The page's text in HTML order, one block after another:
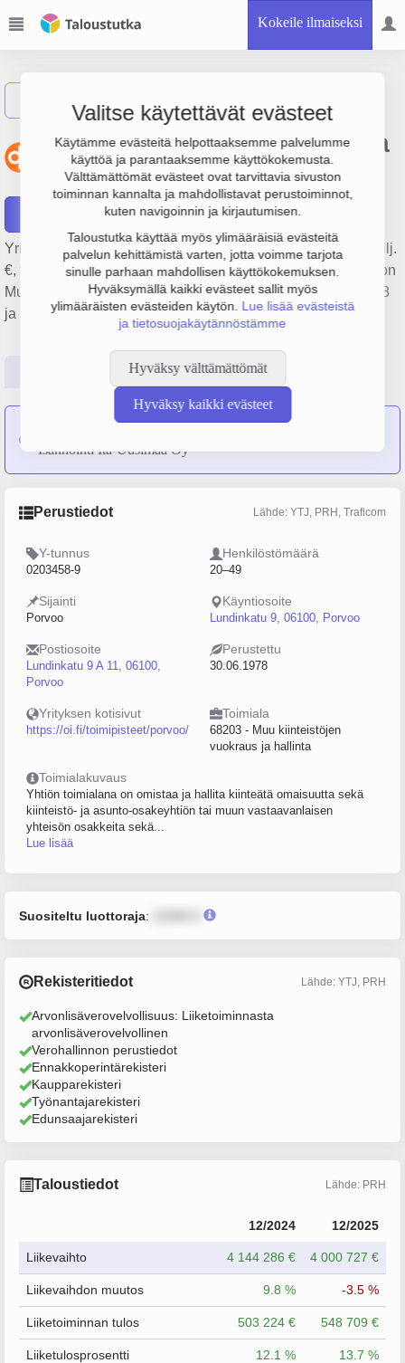
Kokeile ilmaiseksi
Valitse käytettävät evästeet
Käytämme evästeitä helpottaaksemme palvelumme
käyttöä ja parantaaksemme käyttökokemusta.
Välttämättömät evästeet ovat tarvittavia sivuston
toiminnan kannalta ja mahdollistavat perustoiminnot,
kuten navigoinnin ja kirjautumisen.
Taloustutka käyttää myös ylimääräisiä evästeitä
palvelun kehittämistä varten, jotta voimme tarjota
sinulle parhaan mahdollisen käyttökokemuksen.
Hyväksymällä kaikki evästeet sallit myös
ylimääräisten evästeiden käytön. Lue lisää evästeistä
ja tietosuojakäytännöstämme
Hyväksy välttämättömät
Hyväksy kaikki evästeet
Oiva Isännöinti Itä-Uusimaa
Oy
Yrityksen Oiva Isännöinti Itä-Uusimaa Oy liikevaihto on 4 milj.
€, tulos 549 000 € ja henkilöstömäärä 33. Sen päätoimiala on
Muu kiinteistöjen vuokraus ja hallinta, perustamisvuosi 1978
ja sijainti Porvoo. Yrityksen yhtiömuoto Osakeyhtiö (OY).
Tilinpäätösluvut Päättäjätiedot
Isännöinti Itä-Uusimaa Oy
Perustiedot Lähde: YTJ, PRH, Traficom
Y-tunnus
0203458-9
Henkilöstömäärä
20–49
Sijainti
Porvoo
Käyntiosoite
Lundinkatu 9, 06100, Porvoo
Postiosoite
Lundinkatu 9 A 11, 06100,
Porvoo
Perustettu
30.06.1978
Yrityksen kotisivut
https://oi.fi/toimipisteet/porvoo/
Toimiala
68203 - Muu kiinteistöjen
vuokraus ja hallinta
Toimialakuvaus
Yhtiön toimialana on omistaa ja hallita kiinteätä omaisuutta sekä
kiinteistö- ja asunto-osakeyhtiön tai muun vastaavanlaisen
yhteisön osakkeita sekä...
Lue lisää
Suositeltu luottoraja:
Rekisteritiedot Lähde: YTJ, PRH
Arvonlisäverovelvollisuus: Liiketoiminnasta
arvonlisäverovelvollinen
Verohallinnon perustiedot
Ennakkoperintärekisteri
Kaupparekisteri
Työnantajarekisteri
Edunsaajarekisteri
Taloustiedot Lähde: PRH
12/2024 12/2025
Liikevaihto 4 144 286 € 4 000 727 €
Liikevaihdon muutos 9.8 % -3.5 %
Liiketoiminnan tulos 503 224 € 548 709 €
Liiketulosprosentti 12.1 % 13.7 %